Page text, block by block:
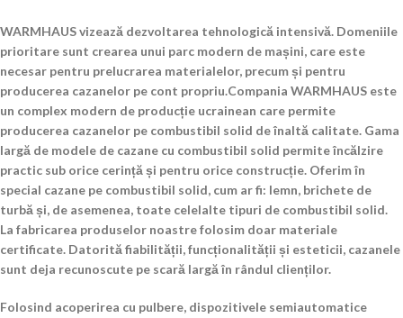
WARMHAUS vizează dezvoltarea tehnologică intensivă. Domeniile
prioritare sunt crearea unui parc modern de mașini, care este
necesar pentru prelucrarea materialelor, precum și pentru
producerea cazanelor pe cont propriu.Compania WARMHAUS este
un complex modern de producție ucrainean care permite
producerea cazanelor pe combustibil solid de înaltă calitate. Gama
largă de modele de cazane cu combustibil solid permite încălzire
practic sub orice cerință și pentru orice construcție. Oferim în
special cazane pe combustibil solid, cum ar fi: lemn, brichete de
turbă și, de asemenea, toate celelalte tipuri de combustibil solid.
La fabricarea produselor noastre folosim doar materiale
certificate. Datorită fiabilității, funcționalității și esteticii, cazanele
sunt deja recunoscute pe scară largă în rândul clienților.
Folosind acoperirea cu pulbere, dispozitivele semiautomatice